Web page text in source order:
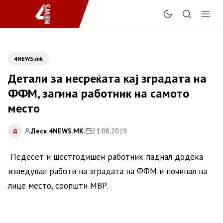
4NEWS.mk
Детали за несреќата кај зградата на
ФФМ, загина работник на самото
место
Д Деск 4NEWS.MK| 21.08.2019
Педесет и шестгодишен работник паднал додека
изведувал работи на зградата на ФФМ и починал на
лице место, соопшти МВР.